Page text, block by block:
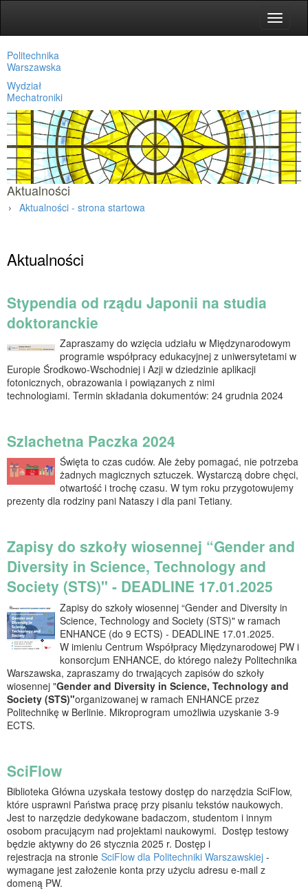
Toggle
Politechnika
Warszawska
Wydział
Mechatroniki
Aktualności
Aktualności - strona startowa
Aktualności
Stypendia od rządu Japonii na studia
doktoranckie
Zapraszamy do wzięcia udziału w Międzynarodowym
programie współpracy edukacyjnej z uniwersytetami w
Europie Środkowo-Wschodniej i Azji w dziedzinie aplikacji
fotonicznych, obrazowania i powiązanych z nimi
technologiami. Termin składania dokumentów: 24 grudnia 2024
Szlachetna Paczka 2024
Święta to czas cudów. Ale żeby pomagać, nie potrzeba
żadnych magicznych sztuczek. Wystarczą dobre chęci,
otwartość i trochę czasu. W tym roku przygotowujemy
prezenty dla rodziny pani Nataszy i dla pani Tetiany.
Zapisy do szkoły wiosennej “Gender and
Diversity in Science, Technology and
Society (STS)" - DEADLINE 17.01.2025
Zapisy do szkoły wiosennej “Gender and Diversity in
Science, Technology and Society (STS)" w ramach
ENHANCE (do 9 ECTS) - DEADLINE 17.01.2025.
W imieniu Centrum Współpracy Międzynarodowej PW i
konsorcjum ENHANCE, do którego należy Politechnika
Warszawska, zapraszamy do trwających zapisów do szkoły
wiosennej "Gender and Diversity in Science, Technology and
Society (STS)"organizowanej w ramach ENHANCE przez
Politechnikę w Berlinie. Mikroprogram umożliwia uzyskanie 3-9
ECTS.
SciFlow
Biblioteka Główna uzyskała testowy dostęp do narzędzia SciFlow,
które usprawni Państwa pracę przy pisaniu tekstów naukowych.
Jest to narzędzie dedykowane badaczom, studentom i innym
osobom pracującym nad projektami naukowymi. Dostęp testowy
będzie aktywny do 26 stycznia 2025 r. Dostęp i
rejestracja na stronie SciFlow dla Politechniki Warszawskiej -
wymagane jest założenie konta przy użyciu adresu e-mail z
domeną PW.